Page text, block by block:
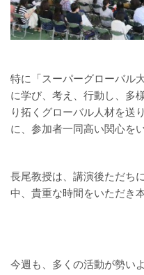
特に「スーパーグローバル
に学び、考え、行動し、多
り拓くグローバル人材を送
に、参加者一同高い関心を
長尾教授は、講演後ただち
中、貴重な時間をいただき
今週も、多くの活動が勢い